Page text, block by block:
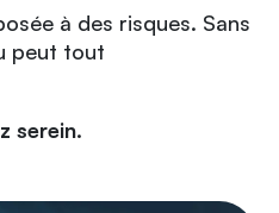
à des risques. Sans
peut tout
serein.